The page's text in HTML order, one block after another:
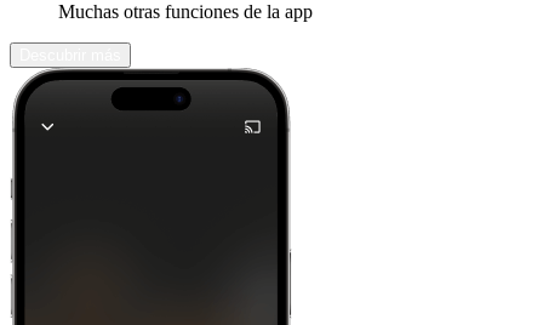
Muchas otras funciones de la app